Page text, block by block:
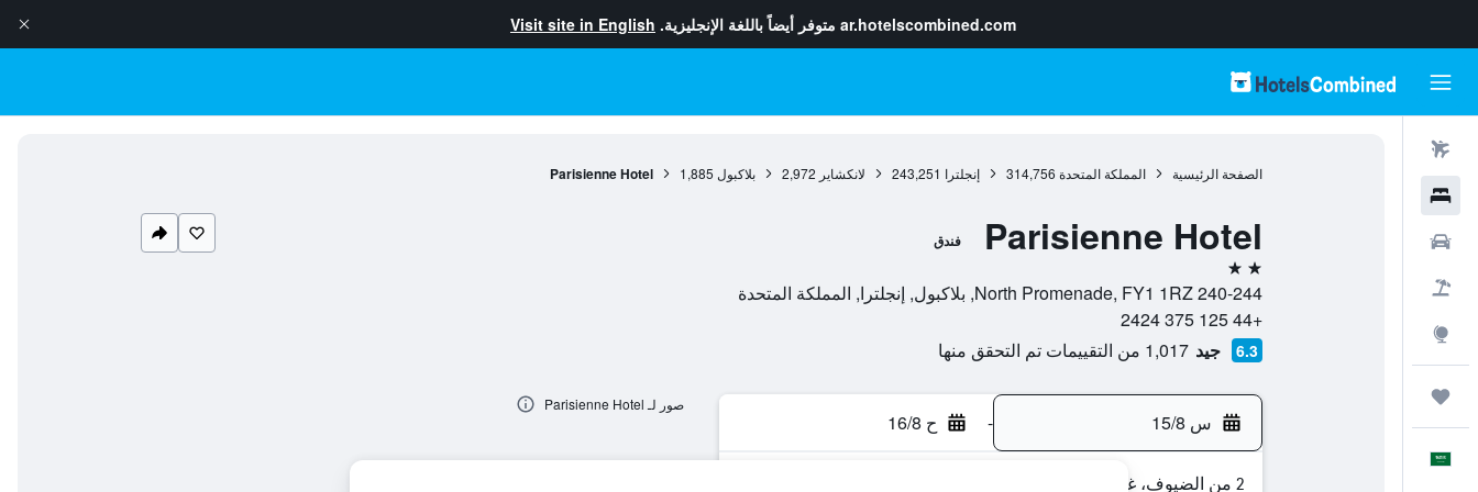
ar.hotelscombined.com متوفر أيضاً باللغة الإنجليزية. Visit site in English
الصفحة الرئيسية المملكة المتحدة 314,756 إنجلترا 243,251 لانكشاير 2,972 بلاكبول 1,885
Parisienne Hotel
Parisienne Hotel فندق
2 نجمتين
240-244 North Promenade, FY1 1RZ, بلاكبول, إنجلترا, المملكة المتحدة
+44 125 375 2424
6.3 جيد 1,017 من التقييمات تم التحقق منها
س 15/8 - ح 16/8
2 من الضيوف، غرفة واحدة
صور لـ Parisienne Hotel